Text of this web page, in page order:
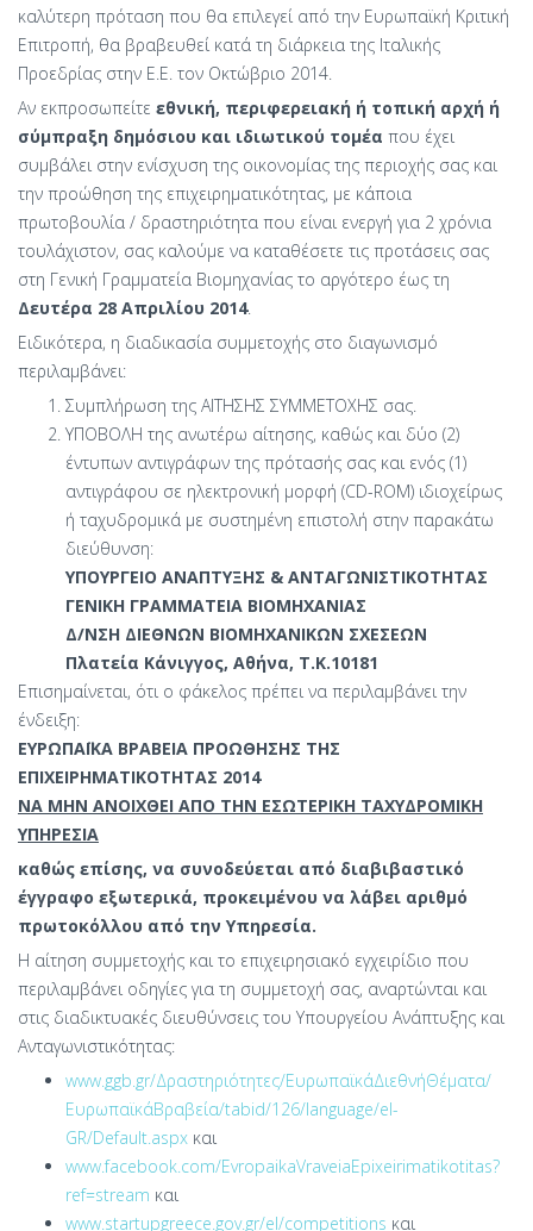
καλύτερη πρόταση που θα επιλεγεί από την Ευρωπαϊκή Κριτική
Επιτροπή, θα βραβευθεί κατά τη διάρκεια της Ιταλικής
Προεδρίας στην Ε.Ε. τον Οκτώβριο 2014.
Αν εκπροσωπείτε εθνική, περιφερειακή ή τοπική αρχή ή
σύμπραξη δημόσιου και ιδιωτικού τομέα που έχει
συμβάλει στην ενίσχυση της οικονομίας της περιοχής σας και
την προώθηση της επιχειρηματικότητας, με κάποια
πρωτοβουλία / δραστηριότητα που είναι ενεργή για 2 χρόνια
τουλάχιστον, σας καλούμε να καταθέσετε τις προτάσεις σας
στη Γενική Γραμματεία Βιομηχανίας το αργότερο έως τη
Δευτέρα 28 Απριλίου 2014.
Ειδικότερα, η διαδικασία συμμετοχής στο διαγωνισμό
περιλαμβάνει:
Συμπλήρωση της ΑΙΤΗΣΗΣ ΣΥΜΜΕΤΟΧΗΣ σας.
ΥΠΟΒΟΛΗ της ανωτέρω αίτησης, καθώς και δύο (2)
έντυπων αντιγράφων της πρότασής σας και ενός (1)
αντιγράφου σε ηλεκτρονική μορφή (CD-ROM) ιδιοχείρως
ή ταχυδρομικά με συστημένη επιστολή στην παρακάτω
διεύθυνση:
ΥΠΟΥΡΓΕΙΟ ΑΝΑΠΤΥΞΗΣ & ΑΝΤΑΓΩΝΙΣΤΙΚΟΤΗΤΑΣ
ΓΕΝΙΚΗ ΓΡΑΜΜΑΤΕΙΑ ΒΙΟΜΗΧΑΝΙΑΣ
Δ/ΝΣΗ ΔΙΕΘΝΩΝ ΒΙΟΜΗΧΑΝΙΚΩΝ ΣΧΕΣΕΩΝ
Πλατεία Κάνιγγος, Aθήνα, Τ.Κ.10181
Επισημαίνεται, ότι ο φάκελος πρέπει να περιλαμβάνει την
ένδειξη:
ΕΥΡΩΠΑΪΚΑ ΒΡΑΒΕΙΑ ΠΡΟΩΘΗΣΗΣ ΤΗΣ
ΕΠΙΧΕΙΡΗΜΑΤΙΚΟΤΗΤΑΣ 2014
ΝΑ ΜΗΝ ΑΝΟΙΧΘΕΙ ΑΠΟ ΤΗΝ ΕΣΩΤΕΡΙΚΗ ΤΑΧΥΔΡΟΜΙΚΗ
ΥΠΗΡΕΣΙΑ
καθώς επίσης, να συνοδεύεται από διαβιβαστικό
έγγραφο εξωτερικά, προκειμένου να λάβει αριθμό
πρωτοκόλλου από την Υπηρεσία.
Η αίτηση συμμετοχής και το επιχειρησιακό εγχειρίδιο που
περιλαμβάνει οδηγίες για τη συμμετοχή σας, αναρτώνται και
στις διαδικτυακές διευθύνσεις του Υπουργείου Ανάπτυξης και
Ανταγωνιστικότητας:
www.ggb.gr/Δραστηριότητες/ΕυρωπαϊκάΔιεθνήΘέματα/
ΕυρωπαϊκάΒραβεία/tabid/126/language/el-
GR/Default.aspx και
www.facebook.com/EvropaikaVraveiaEpixeirimatikotitas?
ref=stream και
www.startupgreece.gov.gr/el/competitions και